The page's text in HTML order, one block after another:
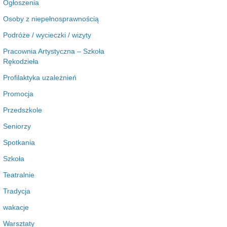
Ogłoszenia
Osoby z niepełnosprawnością
Podróże / wycieczki / wizyty
Pracownia Artystyczna – Szkoła
Rękodzieła
Profilaktyka uzależnień
Promocja
Przedszkole
Seniorzy
Spotkania
Szkoła
Teatralnie
Tradycja
wakacje
Warsztaty